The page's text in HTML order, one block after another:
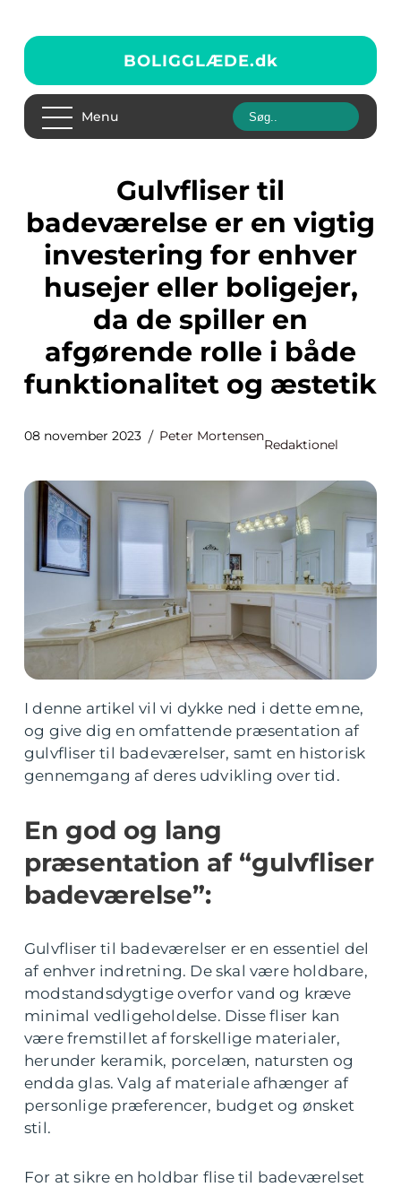
BOLIGGLÆDE.dk
Menu
Gulvfliser til
badeværelse er en vigtig
investering for enhver
husejer eller boligejer,
da de spiller en
afgørende rolle i både
funktionalitet og æstetik
08 november 2023 Peter Mortensen
Redaktionel
I denne artikel vil vi dykke ned i dette emne,
og give dig en omfattende præsentation af
gulvfliser til badeværelser, samt en historisk
gennemgang af deres udvikling over tid.
En god og lang
præsentation af “gulvfliser
badeværelse”:
Gulvfliser til badeværelser er en essentiel del
af enhver indretning. De skal være holdbare,
modstandsdygtige overfor vand og kræve
minimal vedligeholdelse. Disse fliser kan
være fremstillet af forskellige materialer,
herunder keramik, porcelæn, natursten og
endda glas. Valg af materiale afhænger af
personlige præferencer, budget og ønsket
stil.
For at sikre en holdbar flise til badeværelset